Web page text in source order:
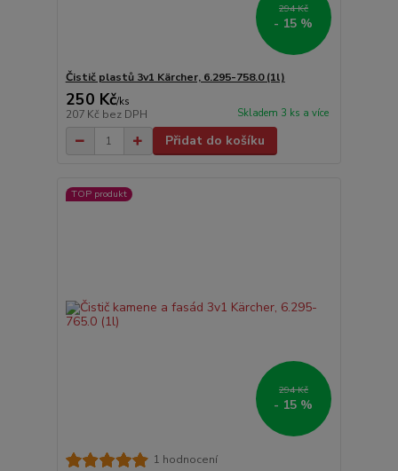
294 Kč
- 15 %
Čistič plastů 3v1 Kärcher, 6.295-758.0 (1l)
250 Kč/ks
207 Kč bez DPH Skladem 3 ks a více
Přidat do košíku
TOP produkt
294 Kč
- 15 %
1 hodnocení